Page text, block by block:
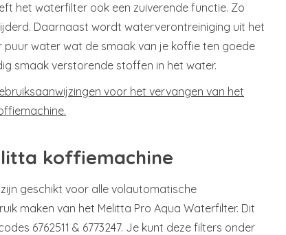
het waterfilter ook een zuiverende functie. Zo
Daarnaast wordt waterverontreiniging uit het
water wat de smaak van je koffie ten goede
smaak verstorende stoffen in het water.
voor het vervangen van het
koffiemachine
geschikt voor alle volautomatische
maken van het Melitta Pro Aqua Waterfilter. Dit
6762511 & 6773247. Je kunt deze filters onder